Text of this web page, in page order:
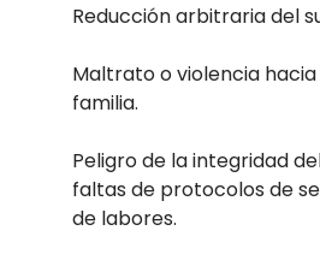
Reducción arbitraria del
Maltrato o violencia
familia.
Peligro de la integridad
faltas de protocolos de
de labores.